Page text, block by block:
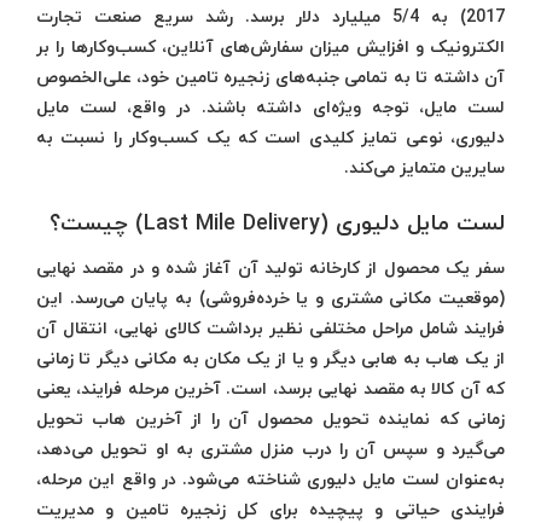
2017) به 5/4 میلیارد دلار برسد. رشد سریع صنعت تجارت
الکترونیک و افزایش میزان سفارش‌های آنلاین، کسب‌وکارها را بر
آن داشته تا به‌ تمامی جنبه‌های زنجیره تامین خود، علی‌الخصوص
لست مایل، توجه ویژه‌ای داشته باشند. در واقع، لست مایل
دلیوری، نوعی تمایز کلیدی است که یک کسب‌وکار را نسبت به
سایرین متمایز می‌کند.
لست مایل دلیوری (Last Mile Delivery) چیست؟
سفر یک محصول از کارخانه تولید آن آغاز شده و در مقصد نهایی
(موقعیت مکانی مشتری و یا خرده‌فروشی) به پایان می‌رسد. این
فرایند شامل مراحل مختلفی نظیر برداشت کالای نهایی، انتقال آن
از یک هاب به هابی دیگر و یا از یک مکان به مکانی دیگر تا زمانی
که آن کالا به مقصد نهایی برسد، است. آخرین مرحله فرایند، یعنی
زمانی که نماینده تحویل محصول آن را از آخرین هاب تحویل
می‌گیرد و سپس آن را درب منزل مشتری به او تحویل می‌دهد،
به‌عنوان لست مایل دلیوری شناخته می‌شود. در واقع این مرحله،
فرایندی حیاتی و پیچیده برای کل زنجیره تامین و مدیریت